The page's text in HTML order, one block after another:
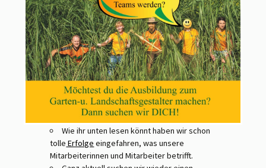
Wie ihr unten lesen könnt haben wir schon
tolle Erfolge eingefahren, was unsere
Mitarbeiterinnen und Mitarbeiter betrifft.